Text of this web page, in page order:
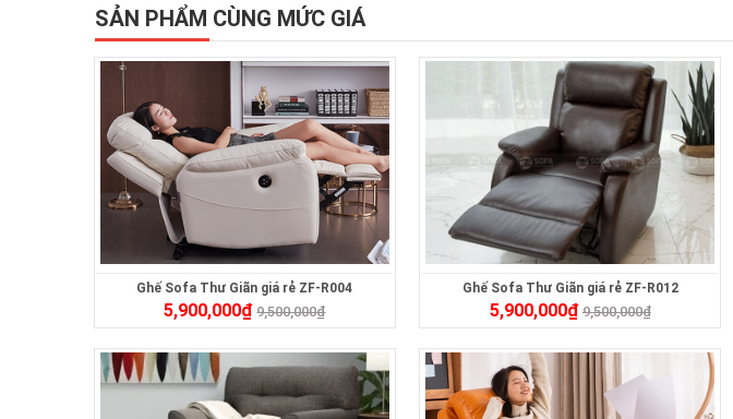
SẢN PHẨM CÙNG MỨC GIÁ
Ghế Sofa Thư Giãn giá rẻ ZF-R004
5,900,000₫ 9,500,000₫
Ghế Sofa Thư Giãn giá rẻ ZF-R012
5,900,000₫ 9,500,000₫